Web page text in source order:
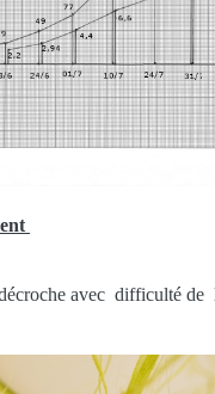
avec difficulté